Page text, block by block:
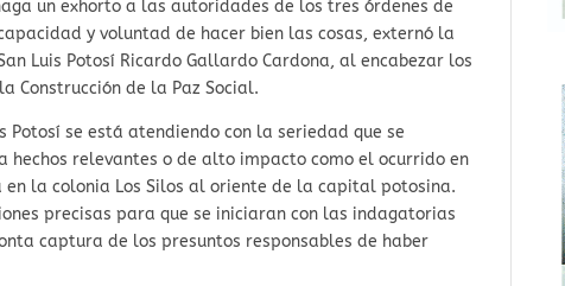
un exhorto a las autoridades de los tres órdenes de
y voluntad de hacer bien las cosas, externó la
Luis Potosí Ricardo Gallardo Cardona, al encabezar los
Construcción de la Paz Social.
Potosí se está atendiendo con la seriedad que se
hechos relevantes o de alto impacto como el ocurrido en
la colonia Los Silos al oriente de la capital potosina.
precisas para que se iniciaran con las indagatorias
captura de los presuntos responsables de haber